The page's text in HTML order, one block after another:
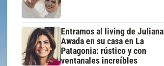
Entramos al living de Juliana
Awada en su casa en La
Patagonia: rústico y con
ventanales increíbles